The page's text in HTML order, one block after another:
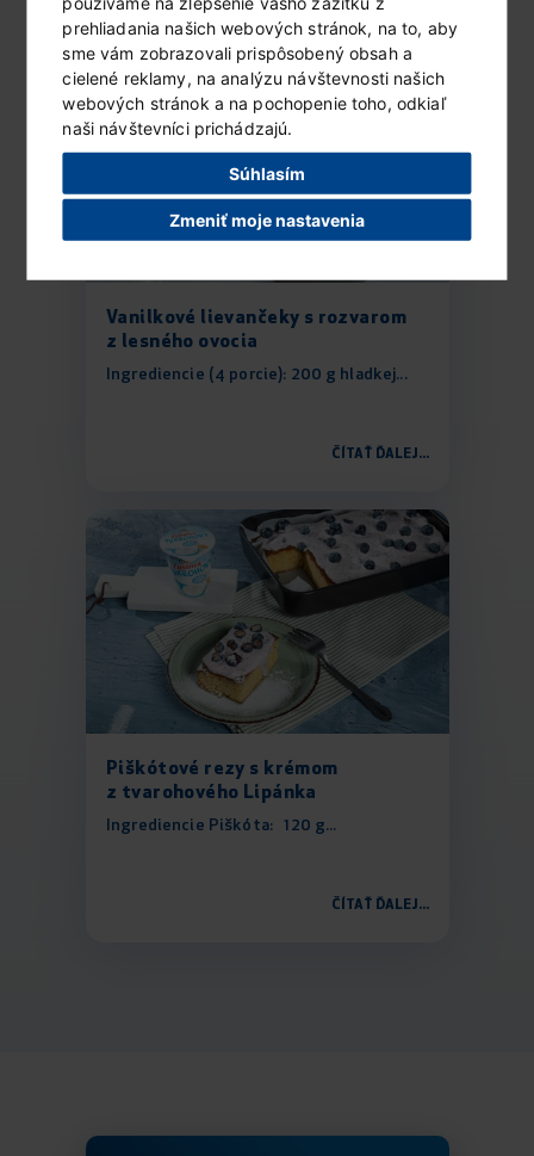
prehliadania našich webových stránok, na to, aby
sme vám zobrazovali prispôsobený obsah a
cielené reklamy, na analýzu návštevnosti našich
webových stránok a na pochopenie toho, odkiaľ
naši návštevníci prichádzajú.
Súhlasím
Zmeniť moje nastavenia
ČÍTAŤ ĎALEJ...
Vanilkové lievančeky s rozvarom
z lesného ovocia
Ingrediencie (4 porcie): 200 g hladkej...
ČÍTAŤ ĎALEJ...
Piškótové rezy s krémom
z tvarohového Lipánka
Ingrediencie Piškóta: 120 g...
ČÍTAŤ ĎALEJ...